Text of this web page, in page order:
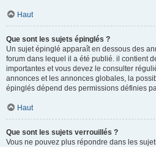
Haut
Que sont les sujets épinglés ?
Un sujet épinglé apparaît en dessous des
forum dans lequel il a été publié. il contient
importantes et vous devez le consulter
annonces et les annonces globales, la
épinglés dépend des permissions définies
Haut
Que sont les sujets verrouillés ?
Vous ne pouvez plus répondre dans les